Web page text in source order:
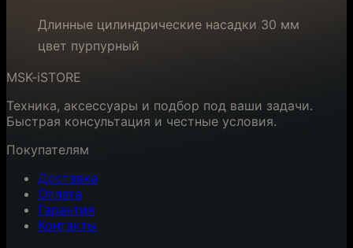
Длинные цилиндрические насадки 30 мм
цвет пурпурный
MSK-iSTORE
Техника, аксессуары и подбор под ваши задачи.
Быстрая консультация и честные условия.
Покупателям
Доставка
Оплата
Гарантия
Контакты